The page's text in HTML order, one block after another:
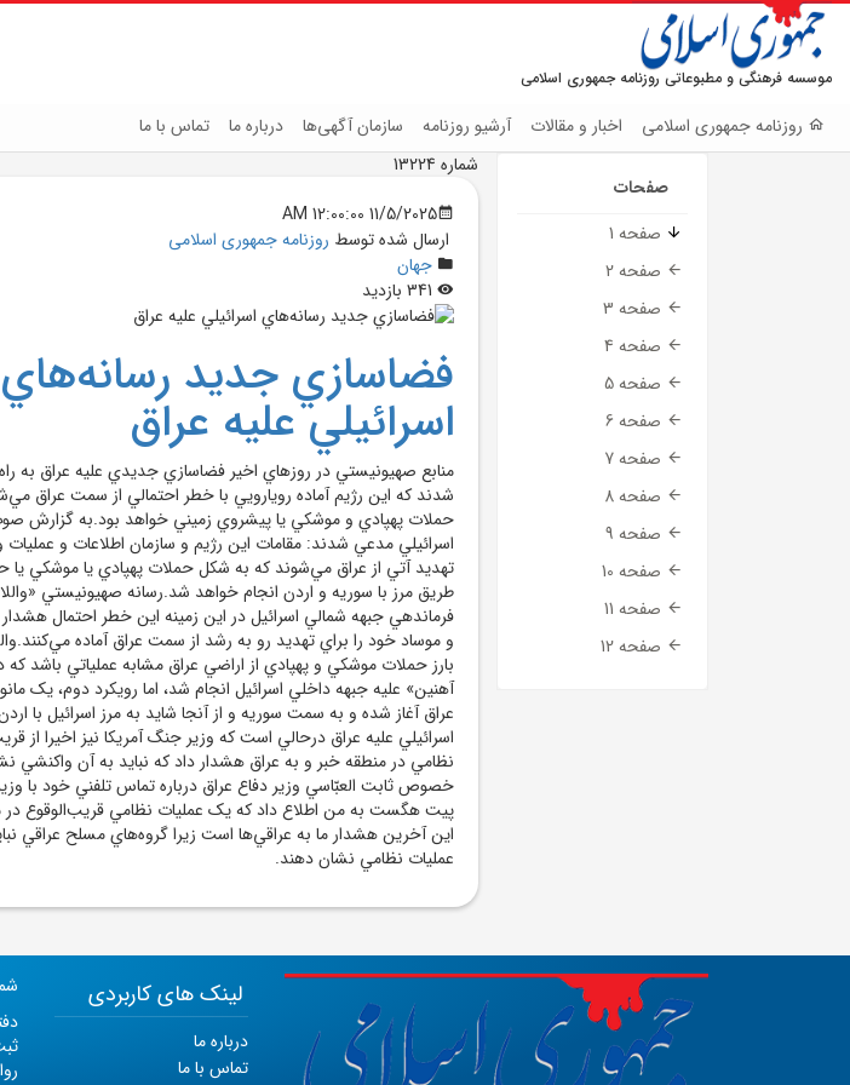
موسسه فرهنگی و مطبوعاتی روزنامه جمهوری اسلامی
روزنامه جمهوری اسلامی اخبار و مقالات آرشیو روزنامه سازمان آگهی‌ها درباره ما تماس با ما
صفحات
صفحه 1
صفحه 2
صفحه 3
صفحه 4
صفحه 5
صفحه 6
صفحه 7
صفحه 8
صفحه 9
صفحه 10
صفحه 11
صفحه 12
شماره 13224
11/5/2025 12:00:00 AM
ارسال شده توسط روزنامه جمهوری اسلامی
جهان
فضاسازي جديد رسانه‌هاي
اسرائيلي عليه عراق
منابع صهيونيستي در روزهاي اخير فضاسازي جديدي عليه عراق به
شدند که اين رژيم آماده رويارويي با خطر احتمالي از سمت عراق
حملات پهپادي و موشکي يا پيشروي زميني خواهد بود.به گزارش
اسرائيلي مدعي شدند: مقامات اين رژيم و سازمان اطلاعات و عمليات
تهديد آتي از عراق مي‌شوند که به شکل حملات پهپادي يا موشکي يا
طريق مرز با سوريه و اردن انجام خواهد شد.رسانه صهيونيستي
فرماندهي جبهه شمالي اسرائيل در اين زمينه اين خطر احتمال
و موساد خود را براي تهديد رو به رشد از سمت عراق آماده
بارز حملات موشکي و پهپادي از اراضي عراق مشابه عملياتي باشد
آهنين» عليه جبهه داخلي اسرائيل انجام شد، اما رويکرد دوم، يک
عراق آغاز شده و به سمت سوريه و از آنجا شايد به مرز اسرائيل با
اسرائيلي عليه عراق درحالي است که وزير جنگ آمريکا نيز اخيرا از
نظامي در منطقه خبر و به عراق هشدار داد که نبايد به آن واکنشي
خصوص ثابت العبّاسي وزير دفاع عراق درباره تماس تلفني‌ خود با
پيت هگست به من اطلاع داد که يک عمليات نظامي قريب‌الوقوع در
اين آخرين هشدار ما به عراقي‌ها است زيرا گروه‌هاي مسلح عراقي
عمليات نظامي نشان دهند.
لینک های کاربردی
درباره ما
تماس با ما